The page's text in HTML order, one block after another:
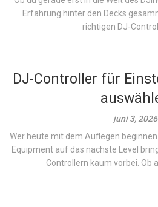
Erfahrung hinter den Decks
richtigen DJ-
DJ-Controller für
juni 3, 2026
Wer heute mit dem Auflegen
Equipment auf das nächste Level
Controllern kaum vorbei. Ob